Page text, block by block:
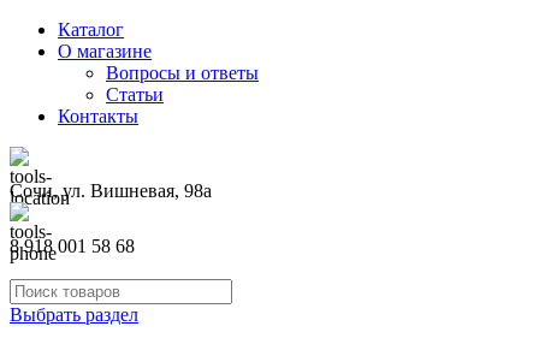
Каталог
О магазине
Вопросы и ответы
Статьи
Контакты
Сочи, ул. Вишневая, 98а
8 918 001 58 68
Выбрать раздел